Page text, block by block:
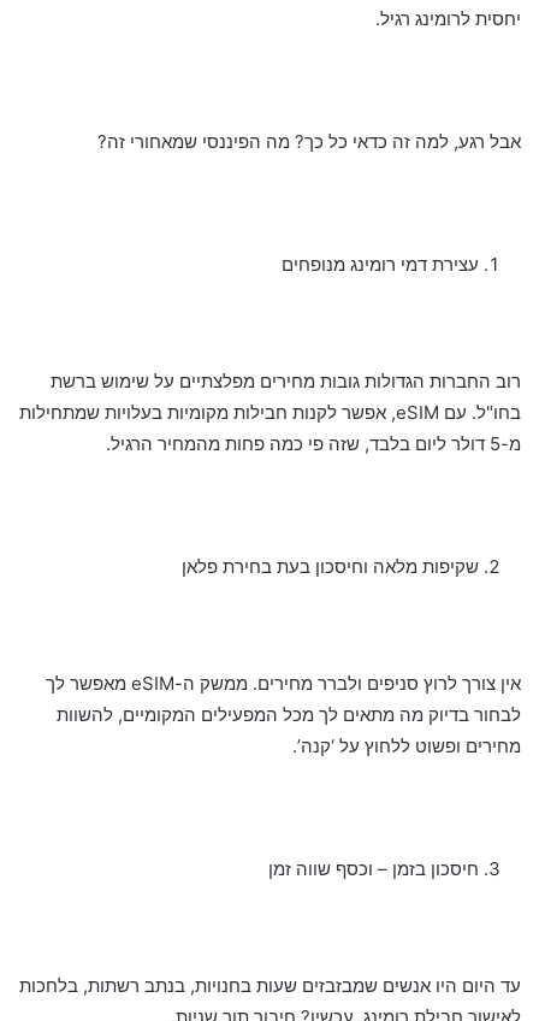
יחסית לרומינג רגיל.
אבל רגע, למה זה כדאי כל כך? מה הפיננסי שמאחורי זה?
עצירת דמי רומינג מנופחים
רוב החברות הגדולות גובות מחירים מפלצתיים על שימוש ברשת
בחו"ל. עם eSIM, אפשר לקנות חבילות מקומיות בעלויות שמתחילות
מ-5 דולר ליום בלבד, שזה פי כמה פחות מהמחיר הרגיל.
שקיפות מלאה וחיסכון בעת בחירת פלאן
אין צורך לרוץ סניפים ולברר מחירים. ממשק ה-eSIM מאפשר לך
לבחור בדיוק מה מתאים לך מכל המפעילים המקומיים, להשוות
מחירים ופשוט ללחוץ על ‘קנה’.
חיסכון בזמן – וכסף שווה זמן
עד היום היו אנשים שמבזבזים שעות בחנויות, בנתב רשתות, בלחכות
לאישור חבילת רומינג. עכשיו? חיבור תוך שניות.